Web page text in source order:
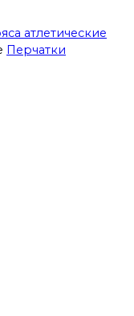
атлетические
Перчатки